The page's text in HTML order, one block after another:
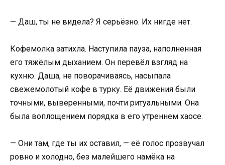
— Даш, ты не видела? Я серьёзно. Их нигде нет.
Кофемолка затихла. Наступила пауза, наполненная
его тяжёлым дыханием. Он перевёл взгляд на
кухню. Даша, не поворачиваясь, насыпала
свежемолотый кофе в турку. Её движения были
точными, выверенными, почти ритуальными. Она
была воплощением порядка в его утреннем хаосе.
— Они там, где ты их оставил, — её голос прозвучал
ровно и холодно, без малейшего намёка на